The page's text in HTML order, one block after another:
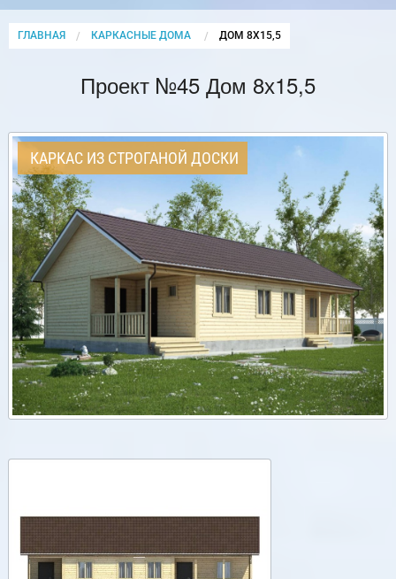
ГЛАВНАЯ КАРКАСНЫЕ ДОМА CURRENT:
ДОМ 8Х15,5
Проект №45 Дом 8х15,5
КАРКАС ИЗ СТРОГАНОЙ ДОСКИ